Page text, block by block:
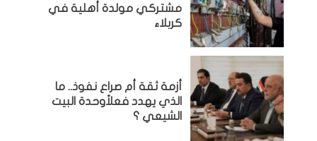
مشتركي مولدة أهلية في
كربلاء
أزمة ثقة أم صراع نفوذ.. ما
الذي يهدد فعلاًوحدة البيت
الشيعي ؟